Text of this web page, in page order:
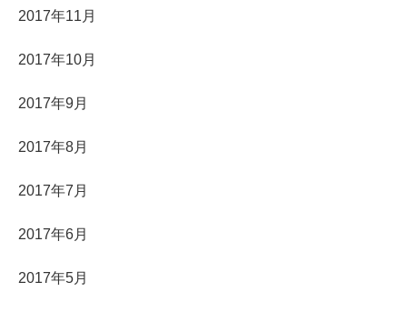
2017年11月
2017年10月
2017年9月
2017年8月
2017年7月
2017年6月
2017年5月